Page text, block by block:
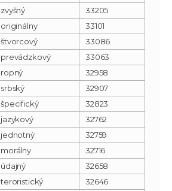
zvyšný
33205
originálny
33101
štvorcový
33086
prevádzkový
33063
ropný
32958
srbský
32907
špecifický
32823
jazykový
32762
jednotný
32759
morálny
32716
údajný
32658
teroristický
32646